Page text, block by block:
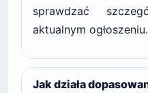
sprawdzać
aktualnym ogłoszeniu.
Jak działa